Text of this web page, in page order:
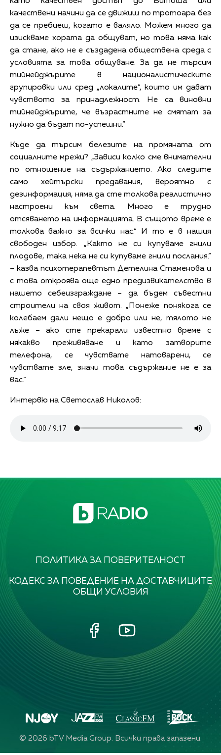
качествени начини да се движиш по тротоара без
да се пребиеш, когато е валяло. Можем много да
изискваме хората да общуват, но това няма как
да стане, ако не е създадена обществена среда с
условията за това общуване. За да не търсим
тийнейджърите в националистическите
групировки или сред „локалите“, които им дават
чувството за принадлежност. Не са виновни
тийнейджърите, че възрастните не смятат за
нужно да бъдат по-успешни.“
Къде да търсим белезите на промяната от
социалните мрежи? „Зависи колко сме внимателни
по отношение на съдържанието. Ако следите
само хейтърски предавания, вероятно с
дезинформация, няма да сте толкова реалистично
настроени към света. Много е трудно
отсяването на информацията. В същото време е
толкова важно за всички нас.“ И то е в нашия
свободен избор. „Както не си купуваме гнили
плодове, така нека не си купуваме гнили послания.“
– казва психотерапевтът Детелина Стаменова и
с това откроява още едно предизвикателство в
нашето себеизграждане – да бъдем съвестни
строители на своя живот. „Понеже понякога се
колебаем дали нещо е добро или не, тялото не
лъже – ако сте прекарали известно време с
някакво преживяване и като затворите
телефона, се чувствате натоварени, се
чувствате зле, значи това съдържание не е за
вас.“
Интервю на Светослав Николов:
ПОЛИТИКА ЗА ПОВЕРИТЕЛНОСТ
КОДЕКС ЗА ПОВЕДЕНИЕ НА ДОСТАВЧИЦИТЕ
ОБЩИ УСЛОВИЯ
© 2026 bTV Media Group. Всички права запазени.